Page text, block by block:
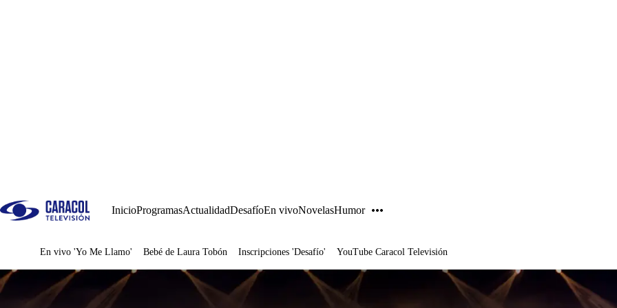
InicioProgramasActualidadDesafíoEn vivoNovelasHumor
Juegos
En vivo 'Yo Me Llamo' Bebé de Laura Tobón Inscripciones 'Desafío' YouTube Caracol Televisión